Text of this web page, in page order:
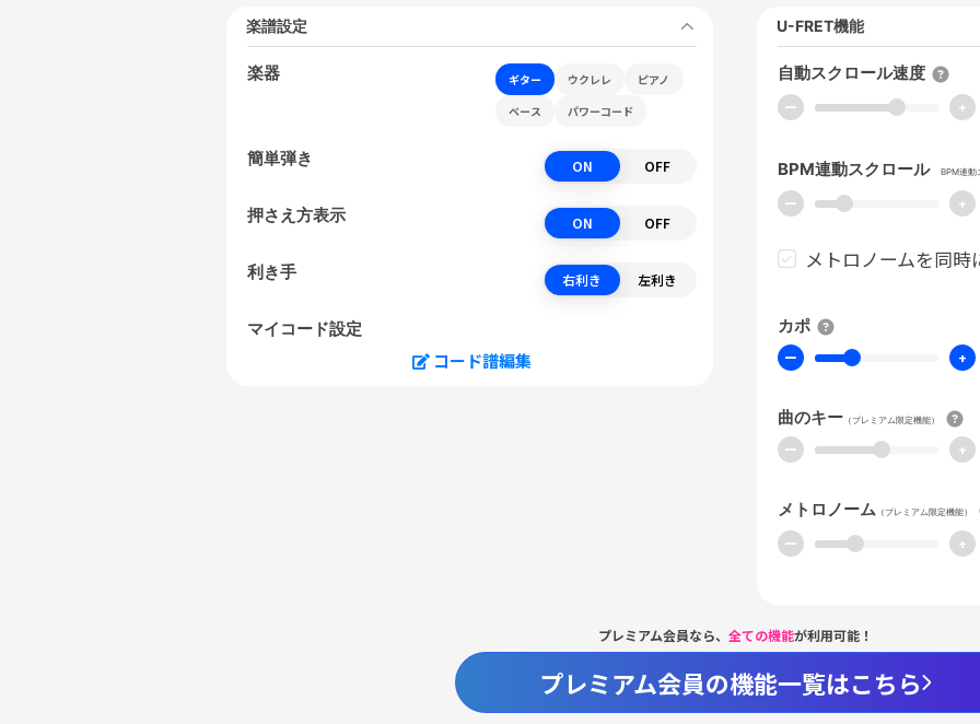
楽譜設定
楽器 ギター ウクレレ
ピアノ
ベース
パワーコード
簡単弾き ON OFF
押さえ方表示 ON OFF
利き手 右利き 左利き
マイコード設定
コード譜編集
U-FRET機能
自動スクロール速度
ー +
BPM連動スクロール BPM連動
ー +
メトロノームを同時
カポ
ー +
曲のキー （プレミアム限定機能）
ー +
メトロノーム （プレミアム限定機能）
ー +
プレミアム会員なら、 全ての機能が利用可能！
プレミアム会員の機能一覧はこちら